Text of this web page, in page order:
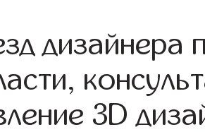
дизайнера
3D